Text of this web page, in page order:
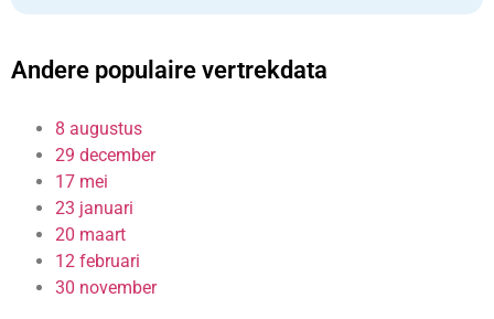
Andere populaire vertrekdata
8 augustus
29 december
17 mei
23 januari
20 maart
12 februari
30 november